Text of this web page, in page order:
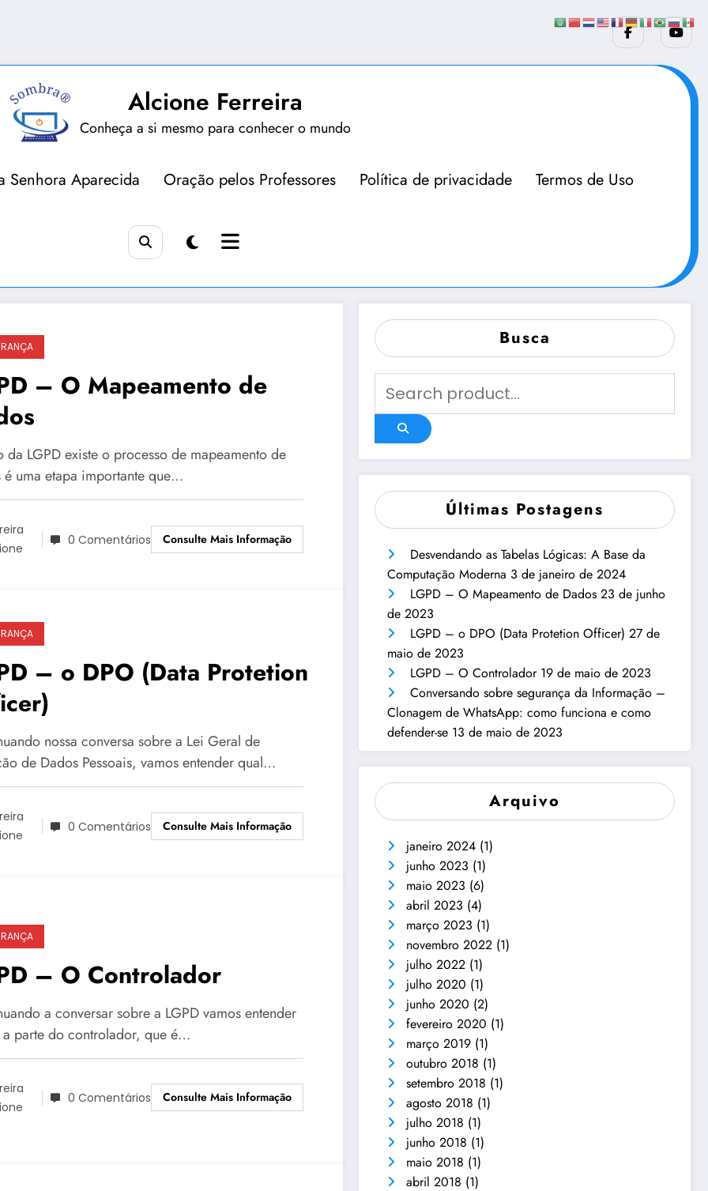
Alcione Ferreira
Conheça a si mesmo para conhecer o mundo
Senhora Aparecida Oração pelos Professores Política de privacidade Termos de Uso
– O Mapeamento de
da LGPD existe o processo de mapeamento de
é uma etapa importante que…
0 Comentários Consulte Mais Informação
– o DPO (Data Protetion
nossa conversa sobre a Lei Geral de
de Dados Pessoais, vamos entender qual…
0 Comentários Consulte Mais Informação
– O Controlador
a conversar sobre a LGPD vamos entender
parte do controlador, que é…
0 Comentários Consulte Mais Informação
Busca
Últimas Postagens
Desvendando as Tabelas Lógicas: A Base da
Computação Moderna 3 de janeiro de 2024
LGPD – O Mapeamento de Dados 23 de junho
de 2023
LGPD – o DPO (Data Protetion Officer) 27 de
maio de 2023
LGPD – O Controlador 19 de maio de 2023
Conversando sobre segurança da Informação –
Clonagem de WhatsApp: como funciona e como
defender-se 13 de maio de 2023
Arquivo
janeiro 2024 (1)
junho 2023 (1)
maio 2023 (6)
abril 2023 (4)
março 2023 (1)
novembro 2022 (1)
julho 2022 (1)
julho 2020 (1)
junho 2020 (2)
fevereiro 2020 (1)
março 2019 (1)
outubro 2018 (1)
setembro 2018 (1)
agosto 2018 (1)
julho 2018 (1)
junho 2018 (1)
maio 2018 (1)
abril 2018 (1)